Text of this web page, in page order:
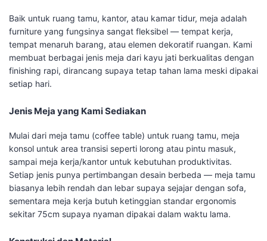
Baik untuk ruang tamu, kantor, atau kamar tidur, meja adalah
furniture yang fungsinya sangat fleksibel — tempat kerja,
tempat menaruh barang, atau elemen dekoratif ruangan. Kami
membuat berbagai jenis meja dari kayu jati berkualitas dengan
finishing rapi, dirancang supaya tetap tahan lama meski dipakai
setiap hari.
Jenis Meja yang Kami Sediakan
Mulai dari meja tamu (coffee table) untuk ruang tamu, meja
konsol untuk area transisi seperti lorong atau pintu masuk,
sampai meja kerja/kantor untuk kebutuhan produktivitas.
Setiap jenis punya pertimbangan desain berbeda — meja tamu
biasanya lebih rendah dan lebar supaya sejajar dengan sofa,
sementara meja kerja butuh ketinggian standar ergonomis
sekitar 75cm supaya nyaman dipakai dalam waktu lama.